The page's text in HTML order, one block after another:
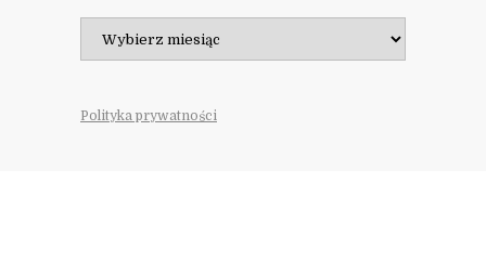
Polityka prywatności